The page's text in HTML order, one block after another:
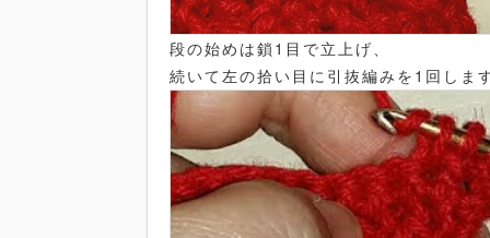
段の始めは鎖1目で立上げ、
続いて左の拾い目に引抜編みを1回しま